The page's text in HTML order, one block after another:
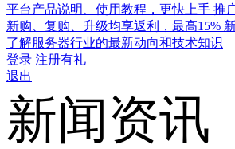
平台产品说明、使用教程，更快上手 推
新购、复购、升级均享返利，最高15%
了解服务器行业的最新动向和技术知识
登录 注册有礼
退出
新闻资讯